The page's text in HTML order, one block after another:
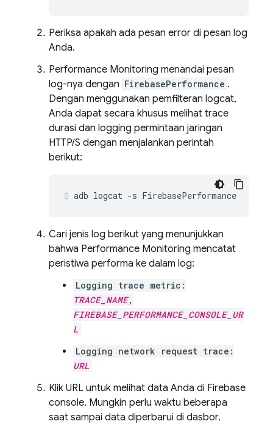
Periksa apakah ada pesan error di pesan log
Anda.
Performance Monitoring menandai pesan
log-nya dengan FirebasePerformance .
Dengan menggunakan pemfilteran logcat,
Anda dapat secara khusus melihat trace
durasi dan logging permintaan jaringan
HTTP/S dengan menjalankan perintah
berikut:
adb logcat -s FirebasePerformance
Cari jenis log berikut yang menunjukkan
bahwa Performance Monitoring mencatat
peristiwa performa ke dalam log:
Logging trace metric:
TRACE_NAME,
FIREBASE_PERFORMANCE_CONSOLE_UR
L
Logging network request trace:
URL
Klik URL untuk melihat data Anda di Firebase
console. Mungkin perlu waktu beberapa
saat sampai data diperbarui di dasbor.